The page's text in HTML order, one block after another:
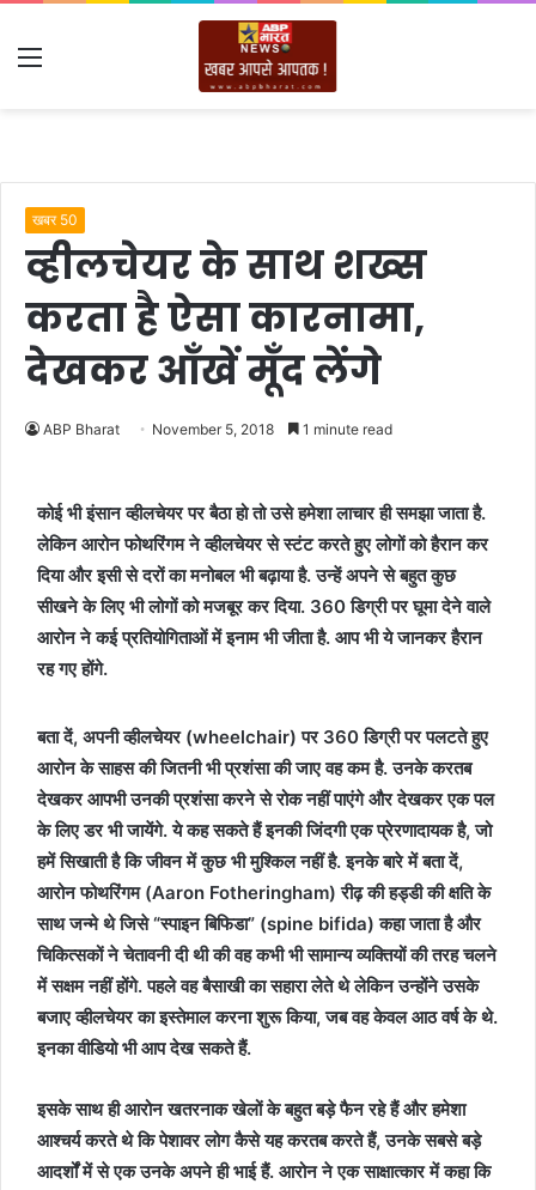
Menu
खबर 50
व्हीलचेयर के साथ शख्स
करता है ऐसा कारनामा,
देखकर आँखें मूँद लेंगे
ABP Bharat November 5, 2018 1 minute read
कोई भी इंसान व्हीलचेयर पर बैठा हो तो उसे हमेशा लाचार ही समझा जाता है.
लेकिन आरोन फोथरिंगम ने व्हीलचेयर से स्टंट करते हुए लोगों को हैरान कर
दिया और इसी से दरों का मनोबल भी बढ़ाया है. उन्हें अपने से बहुत कुछ
सीखने के लिए भी लोगों को मजबूर कर दिया. 360 डिग्री पर घूमा देने वाले
आरोन ने कई प्रतियोगिताओं में इनाम भी जीता है. आप भी ये जानकर हैरान
रह गए होंगे.
बता दें, अपनी व्हीलचेयर (wheelchair) पर 360 डिग्री पर पलटते हुए
आरोन के साहस की जितनी भी प्रशंसा की जाए वह कम है. उनके करतब
देखकर आपभी उनकी प्रशंसा करने से रोक नहीं पाएंगे और देखकर एक पल
के लिए डर भी जायेंगे. ये कह सकते हैं इनकी जिंदगी एक प्रेरणादायक है, जो
हमें सिखाती है कि जीवन में कुछ भी मुश्किल नहीं है. इनके बारे में बता दें,
आरोन फोथरिंगम (Aaron Fotheringham) रीढ़ की हड्डी की क्षति के
साथ जन्मे थे जिसे “स्पाइन बिफिडा” (spine bifida) कहा जाता है और
चिकित्सकों ने चेतावनी दी थी की वह कभी भी सामान्य व्यक्तियों की तरह चलने
में सक्षम नहीं होंगे. पहले वह बैसाखी का सहारा लेते थे लेकिन उन्होंने उसके
बजाए व्हीलचेयर का इस्तेमाल करना शुरू किया, जब वह केवल आठ वर्ष के थे.
इनका वीडियो भी आप देख सकते हैं.
इसके साथ ही आरोन खतरनाक खेलों के बहुत बड़े फैन रहे हैं और हमेशा
आश्चर्य करते थे कि पेशावर लोग कैसे यह करतब करते हैं, उनके सबसे बड़े
आदर्शों में से एक उनके अपने ही भाई हैं. आरोन ने एक साक्षात्कार में कहा कि